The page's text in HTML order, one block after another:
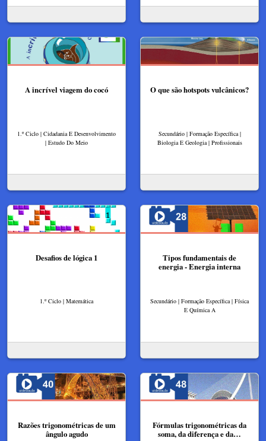
A incrível viagem do cocó
1.º Ciclo | Cidadania E Desenvolvimento
| Estudo Do Meio
O que são hotspots vulcânicos?
Secundário | Formação Específica |
Biologia E Geologia | Profissionais
Desafios de lógica 1
1.º Ciclo | Matemática
Tipos fundamentais de
energia - Energia interna
Secundário | Formação Específica | Física
E Química A
Razões trigonométricas de um
ângulo agudo
Fórmulas trigonométricas da
soma, da diferença e da…